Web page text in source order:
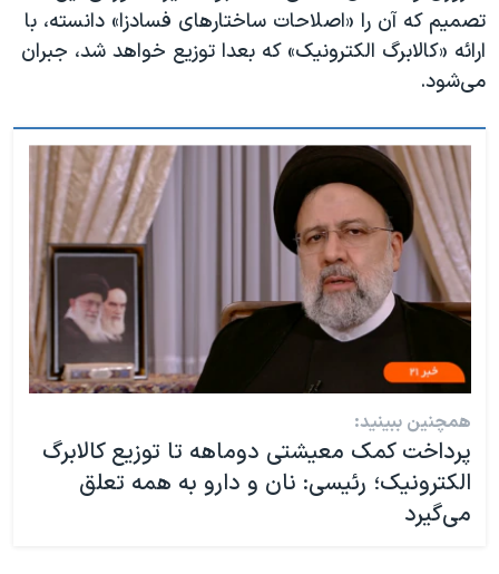
تصمیم که آن را «اصلاحات ساختارهای فسادزا» دانسته، با
ارائه «کالابرگ الکترونیک» که بعدا توزیع خواهد شد، جبران
می‌شود.
همچنین ببینید:
پرداخت کمک معیشتی دوماهه تا توزیع کالابرگ
الکترونیک؛ رئیسی: نان و دارو به همه تعلق
‌می‌گیرد